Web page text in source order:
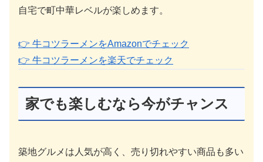
自宅で町中華レベルが楽しめます。
👉 牛コツラーメンをAmazonでチェック
👉 牛コツラーメンを楽天でチェック
家でも楽しむなら今がチャンス
築地グルメは人気が高く、売り切れやすい商品も多い